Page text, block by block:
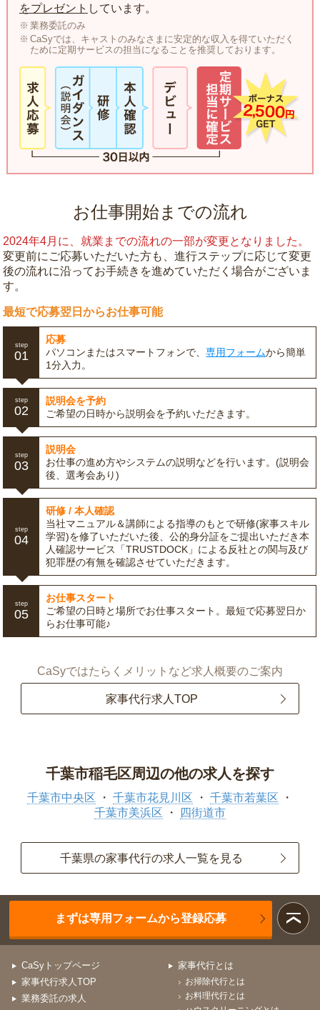
をプレゼント しています。
業務委託のみ
CaSyでは、キャストのみなさまに安定的な収入を得ていただく
ために定期サービスの担当になることを推奨しております。
お仕事開始までの流れ
2024年4月に、就業までの流れの一部が変更となりました。
変更前にご応募いただいた方も、進行ステップに応じて変更
後の流れに沿ってお手続きを進めていただく場合がございま
す。
最短で応募翌日からお仕事可能
step
01
応募
パソコンまたはスマートフォンで、専用フォームから簡単
1分入力。
step
02
説明会を予約
ご希望の日時から説明会を予約いただきます。
step
03
説明会
お仕事の進め方やシステムの説明などを行います。(説明会
後、選考会あり)
step
04
研修 / 本人確認
当社マニュアル＆講師による指導のもとで研修(家事スキル
学習)を修了いただいた後、公的身分証をご提出いただき本
人確認サービス「TRUSTDOCK」による反社との関与及び
犯罪歴の有無を確認させていただきます。
step
05
お仕事スタート
ご希望の日時と場所でお仕事スタート。最短で応募翌日か
らお仕事可能♪
CaSyではたらくメリットなど求人概要のご案内
家事代行求人TOP
千葉市稲毛区周辺の他の求人を探す
千葉市中央区 千葉市花見川区
千葉市若葉区
千葉市美浜区
四街道市
千葉県の家事代行の求人一覧を見る
まずは専用フォームから登録応募
CaSyトップページ
家事代行求人TOP
業務委託の求人
家事代行とは
お掃除代行とは
お料理代行とは